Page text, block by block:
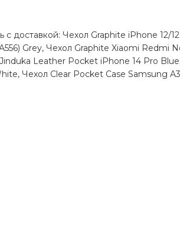
доставкой: Чехол Graphite iPhone 12/
Grey, Чехол Graphite Xiaomi Redmi
Leather Pocket iPhone 14 Pro
Чехол Clear Pocket Case Samsung